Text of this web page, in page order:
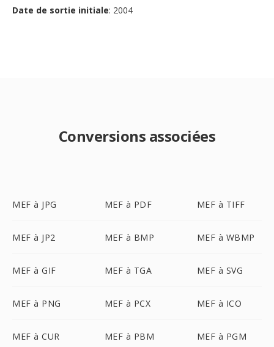
Date de sortie initiale: 2004
Conversions associées
MEF à JPG MEF à PDF MEF à TIFF
MEF à JP2 MEF à BMP MEF à WBMP
MEF à GIF MEF à TGA MEF à SVG
MEF à PNG MEF à PCX MEF à ICO
MEF à CUR MEF à PBM MEF à PGM